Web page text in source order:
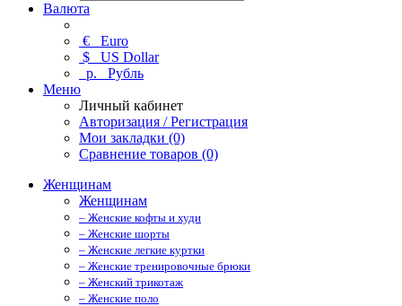
Валюта
€ Euro
$ US Dollar
р. Рубль
Меню
Личный кабинет
Авторизация / Регистрация
Мои закладки (0)
Сравнение товаров (0)
Женщинам
Женщинам
– Женские кофты и худи
– Женские шорты
– Женские легкие куртки
– Женские тренировочные брюки
– Женский трикотаж
– Женские поло